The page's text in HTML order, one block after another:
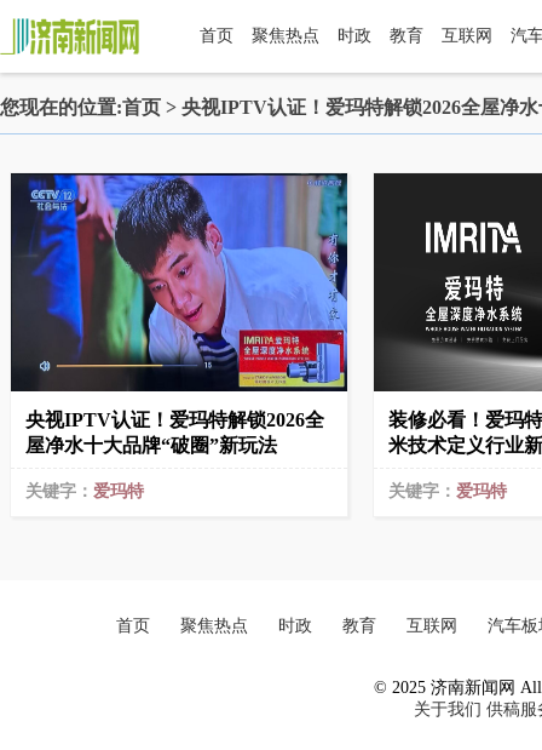
首页 聚焦热点 时政 教育 互联网 汽
您现在的位置:首页 > 央视IPTV认证！爱玛特解锁2026全屋净
央视IPTV认证！爱玛特解锁2026全
屋净水十大品牌“破圈”新玩法
关键字： 爱玛特
装修必看！爱玛
米技术定义行业
关键字： 爱玛特
首页 聚焦热点 时政 教育 互联网 汽车板
© 2025 济南新闻网 All
关于我们 供稿服